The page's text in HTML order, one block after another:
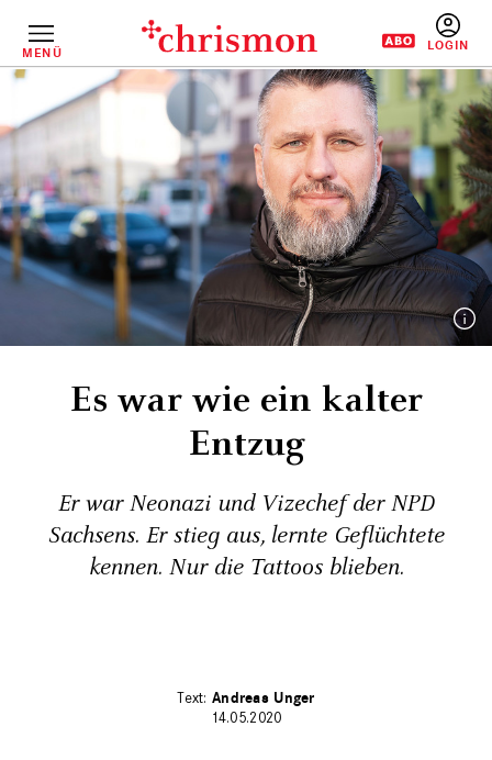
InhaltMENÜ
Es war wie ein kalter
Entzug
Er war Neonazi und Vizechef der NPD
Sachsens. Er stieg aus, lernte Geflüchtete
kennen. Nur die Tattoos blieben.
Andreas Unger
14.05.2020